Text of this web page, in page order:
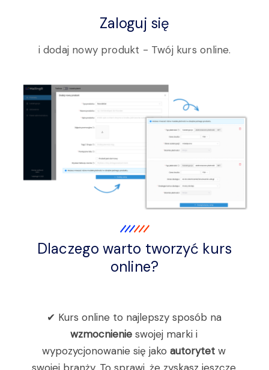
Zaloguj się
i dodaj nowy produkt - Twój kurs online.
Dlaczego warto tworzyć kurs
online?
✔ Kurs online to najlepszy sposób na
wzmocnienie swojej marki i
wypozycjonowanie się jakoautorytetw